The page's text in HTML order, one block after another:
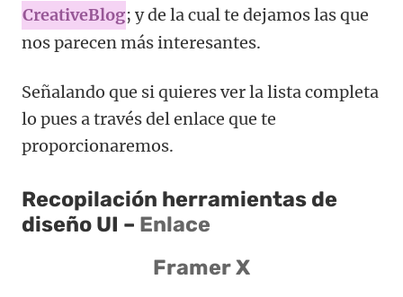
CreativeBlog; y de la cual te dejamos las que
nos parecen más interesantes.
Señalando que si quieres ver la lista completa
lo pues a través del enlace que te
proporcionaremos.
Recopilación herramientas de
diseño UI – Enlace
Framer X